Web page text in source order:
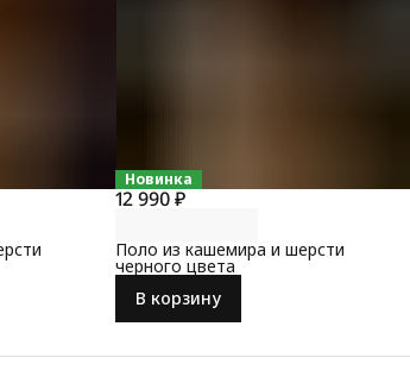
Новинка
12 990 ₽
Поло из кашемира и шерсти
черного цвета
В корзину